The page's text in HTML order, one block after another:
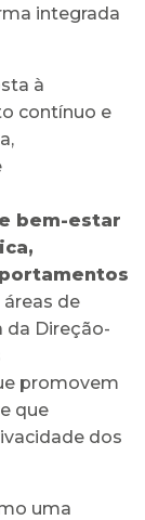
integrada
à
contínuo e
bem-estar
de
da Direção-
promovem
que
dos
uma